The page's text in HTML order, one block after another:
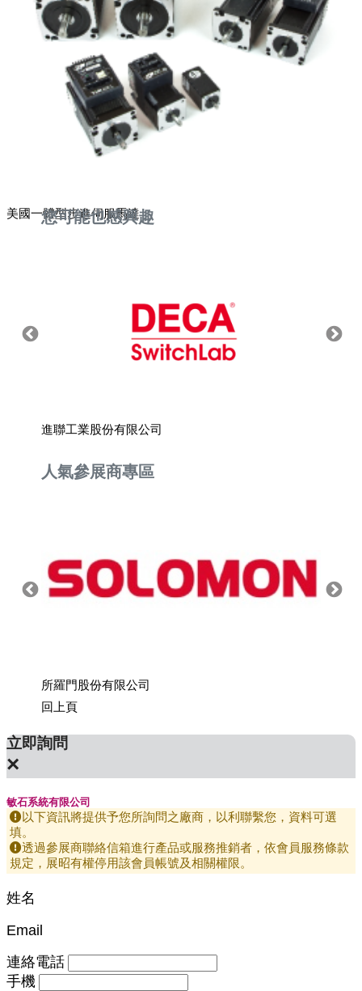
美國一體型步進伺服馬達
您可能也感興趣
進聯工業股份有限公司
人氣參展商專區
所羅門股份有限公司
回上頁
立即詢問
×
敏石系統有限公司
以下資訊將提供予您所詢問之廠商，以利聯繫您，資料可選
填。
透過參展商聯絡信箱進行產品或服務推銷者，依會員服務條款
規定，展昭有權停用該會員帳號及相關權限。
姓名
Email
連絡電話
手機